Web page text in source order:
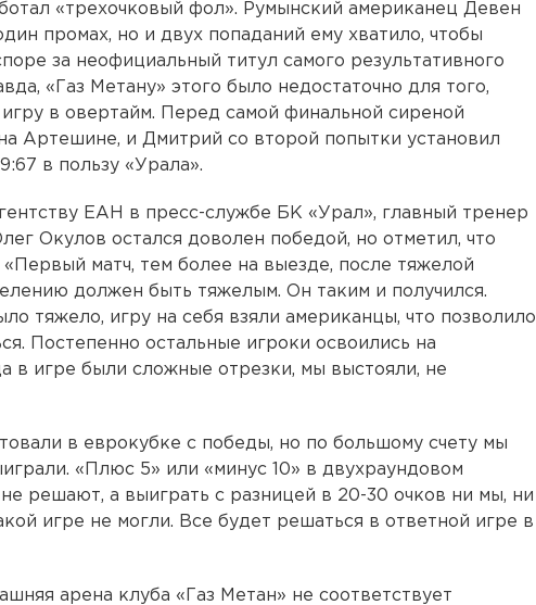
«трехочковый фол». Румынский американец Девен
промах, но и двух попаданий ему хватило, чтобы
за неофициальный титул самого результативного
«Газ Метану» этого было недостаточно для того,
в овертайм. Перед самой финальной сиреной
Артешине, и Дмитрий со второй попытки установил
в пользу «Урала».
ЕАН в пресс-службе БК «Урал», главный тренер
Окулов остался доволен победой, но отметил, что
«Первый матч, тем более на выезде, после тяжелой
должен быть тяжелым. Он таким и получился.
тяжело, игру на себя взяли американцы, что позволило
Постепенно остальные игроки освоились на
в игре были сложные отрезки, мы выстояли, не
в еврокубке с победы, но по большому счету мы
«Плюс 5» или «минус 10» в двухраундовом
решают, а выиграть с разницей в 20-30 очков ни мы, ни
игре не могли. Все будет решаться в ответной игре в
арена клуба «Газ Метан» не соответствует